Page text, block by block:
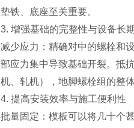
垫铁、底座至关重要。
3. 增强基础的完整性与设备长
减少应力：精确对中的螺栓和
部应力集中导致基础开裂。抵
机、轧机），地脚螺栓组的整
4. 提高安装效率与施工便利性
批量固定：模板可以将几十个